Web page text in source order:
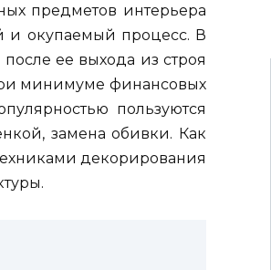
предметов интерьера
и окупаемый процесс. В
ее выхода из строя
минимуме финансовых
пользуются
замена обивки. Как
декорирования